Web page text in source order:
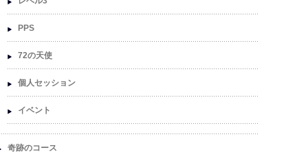
PPS
72の天使
個人セッション
イベント
奇跡のコース